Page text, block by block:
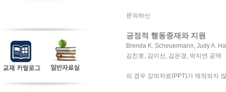
문의하신
긍정적 행동중재와 지원
Brenda K. Scheuermann, Judy A.
김진호, 김미선, 김은경, 박지연 공역
의 경우 강의자료(PPT)가 제작되지